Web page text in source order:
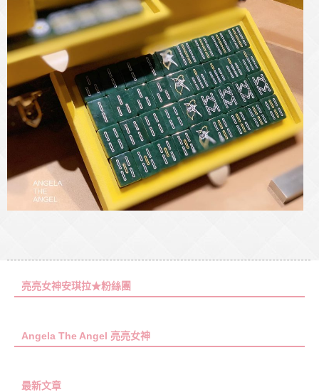
亮亮女神安琪拉★粉絲團
Angela The Angel 亮亮女神
最新文章